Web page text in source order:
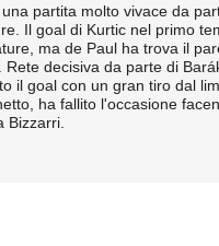
partita molto vivace da
Il goal di Kurtic nel primo
ma de Paul ha trova il
Rete decisiva da parte di
il goal con un gran tiro dal
ha fallito l'occasione
Bizzarri.